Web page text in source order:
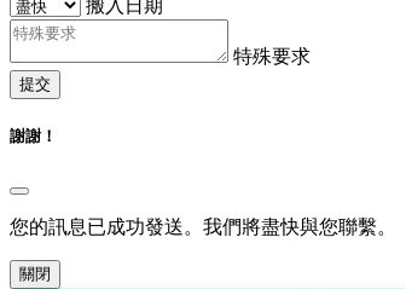
搬入日期
特殊要求
提交
謝謝！
您的訊息已成功發送。我們將盡快與您聯繫。
關閉